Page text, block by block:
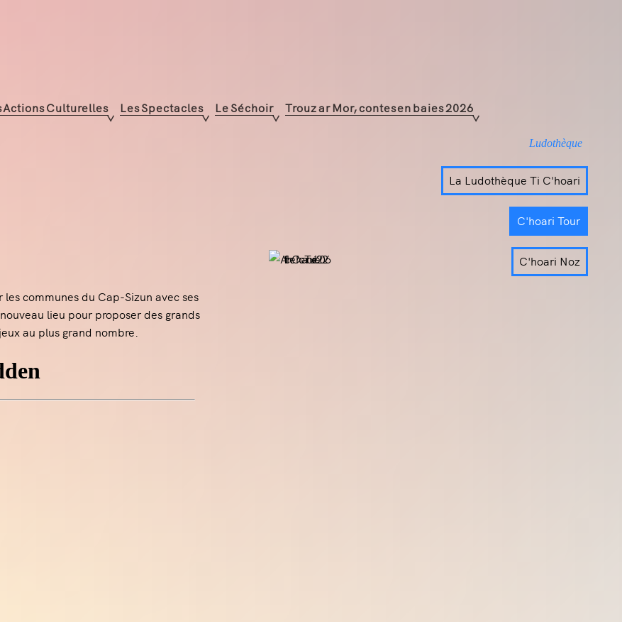
Actions Culturelles Les Spectacles Le Séchoir Trouz ar Mor, contes en baies 2026
Ludothèque
La Ludothèque Ti C'hoari
C'hoari Tour
C'hoari Noz
les communes du Cap-Sizun avec ses
lieu pour proposer des grands
au plus grand nombre.